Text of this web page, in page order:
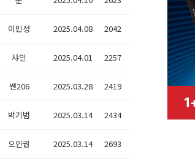
이민성 2025.04.08 2042
샤인 2025.04.01 2257
썐206 2025.03.28 2419
박기범 2025.03.14 2434
오인권 2025.03.14 2693